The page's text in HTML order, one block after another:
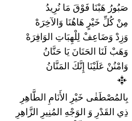
صَبُورُ هَبْنَا فَوْقَ مَا نُرِيدُ
مِنْ كُلِّ خَيْرٍ هَاهُنَا وَالآخِرَهْ
وَزِدْ وَضَاعِفْ لِلْهِبَاتِ الوَافِرَهْ
وَهَبْ لَنَا الحَنَانَ يَا حَنَّانُ
وَامْنُنْ عَلَيْنَا إِنَّكَ المَنَّانُ
بِالمُصْطَفٰى خَيْرِ الأَنَامِ الطَّاهِرِ
ذِي القَدْرِ وَ الوَجْهِ المُنِيرِ الزَّاهِرِ